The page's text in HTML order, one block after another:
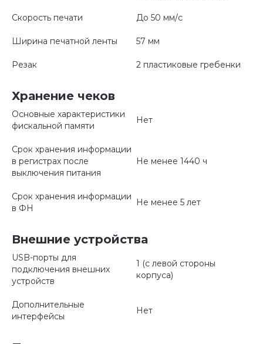
Скорость печати До 50 мм/с
Ширина печатной ленты 57 мм
Резак 2 пластиковые гребенки
Хранение чеков
Основные характеристики
фискальной памяти
Нет
Срок хранения информации
в регистрах после
выключения питания
Не менее 1440 ч
Срок хранения информации
в ФН
Не менее 5 лет
Внешние устройства
USB-порты для
подключения внешних
устройств
1 (с левой стороны
корпуса)
Дополнительные
интерфейсы
Нет